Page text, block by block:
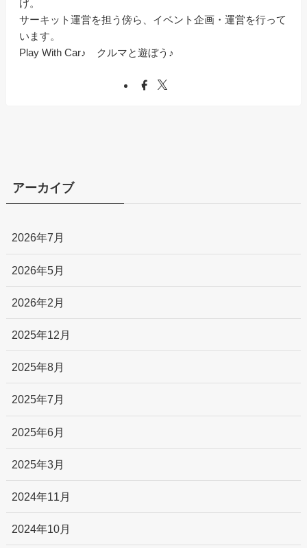
げ。
サーキット運営を担う傍ら、イベント企画・運営を行って
います。
Play With Car♪ クルマと遊ぼう♪
アーカイブ
2026年7月
2026年5月
2026年2月
2025年12月
2025年8月
2025年7月
2025年6月
2025年3月
2024年11月
2024年10月